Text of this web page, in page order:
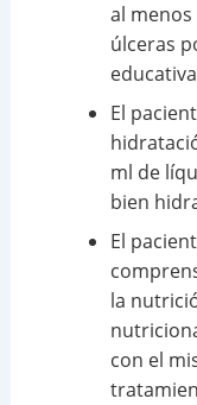
al
úlceras
El
ml de
bien
El
la
con el